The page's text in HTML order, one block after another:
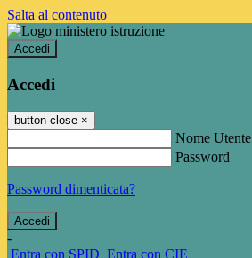
Salta al contenuto
Accedi
Accedi
button close ×
Nome Utente
Password
Password dimenticata?
-
Entra con SPID Entra con CIE